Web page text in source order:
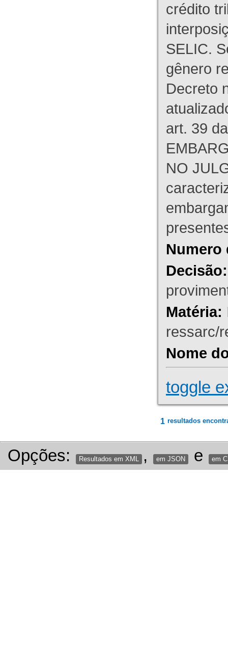
crédito
SELIC.
gênero
Decreto
art. 39
NO
Numero
Decisão:
Matéria:
ressarc/
Nome
toggle
1 resultados
Opções: Resultados em XML , em JSON e em